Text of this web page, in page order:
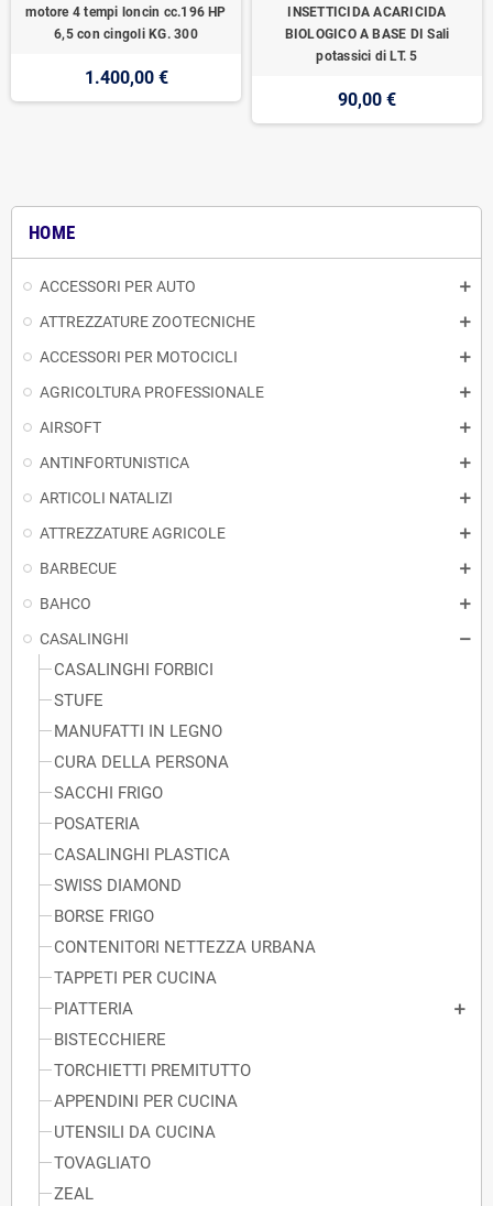
HOME
ACCESSORI PER AUTO
ATTREZZATURE ZOOTECNICHE
ACCESSORI PER MOTOCICLI
AGRICOLTURA PROFESSIONALE
AIRSOFT
ANTINFORTUNISTICA
ARTICOLI NATALIZI
ATTREZZATURE AGRICOLE
BARBECUE
BAHCO
CASALINGHI
CASALINGHI FORBICI
STUFE
MANUFATTI IN LEGNO
CURA DELLA PERSONA
SACCHI FRIGO
POSATERIA
CASALINGHI PLASTICA
SWISS DIAMOND
BORSE FRIGO
CONTENITORI NETTEZZA URBANA
TAPPETI PER CUCINA
PIATTERIA
BISTECCHIERE
TORCHIETTI PREMITUTTO
APPENDINI PER CUCINA
UTENSILI DA CUCINA
TOVAGLIATO
ZEAL
motore 4 tempi loncin cc.196 HP
6,5 con cingoli KG. 300
1.400,00 €
INSETTICIDA ACARICIDA
BIOLOGICO A BASE DI Sali
potassici di LT. 5
90,00 €